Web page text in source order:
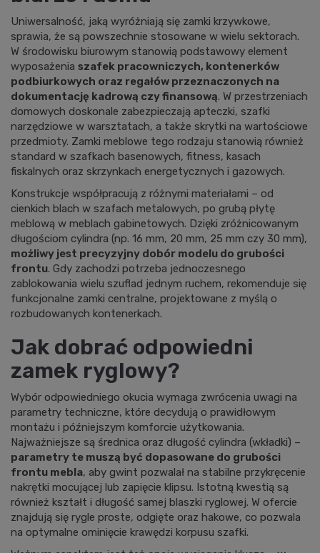
Uniwersalność, jaką wyróżniają się zamki krzywkowe,
sprawia, że są powszechnie stosowane w wielu sektorach.
W środowisku biurowym stanowią podstawowy element
wyposażenia szafek pracowniczych, kontenerków
podbiurkowych oraz regałów przeznaczonych na
dokumentację kadrową czy finansową. W przestrzeniach
domowych doskonale zabezpieczają apteczki, szafki
narzędziowe w warsztatach, a także skrytki na wartościowe
przedmioty. Zamki meblowe tego rodzaju stanowią również
standard w szafkach basenowych, fitness, kasach
fiskalnych oraz skrzynkach energetycznych i gazowych.
Konstrukcje współpracują z różnymi materiałami – od
cienkich blach w szafach metalowych, po grubą płytę
meblową w meblach gabinetowych. Dzięki zróżnicowanym
długościom cylindra (np. 16 mm, 20 mm, 25 mm czy 30 mm),
możliwy jest precyzyjny dobór modelu do grubości
frontu. Gdy zachodzi potrzeba jednoczesnego
zablokowania wielu szuflad jednym ruchem, rekomenduje się
funkcjonalne zamki centralne, projektowane z myślą o
rozbudowanych kontenerkach.
Jak dobrać odpowiedni
zamek ryglowy?
Wybór odpowiedniego okucia wymaga zwrócenia uwagi na
parametry techniczne, które decydują o prawidłowym
montażu i późniejszym komforcie użytkowania.
Najważniejsze są średnica oraz długość cylindra (wkładki) –
parametry te muszą być dopasowane do grubości
frontu mebla, aby gwint pozwalał na stabilne przykręcenie
nakrętki mocującej lub zapięcie klipsu. Istotną kwestią są
również kształt i długość samej blaszki ryglowej. W ofercie
znajdują się rygle proste, odgięte oraz hakowe, co pozwala
na optymalne ominięcie krawędzi korpusu szafki.